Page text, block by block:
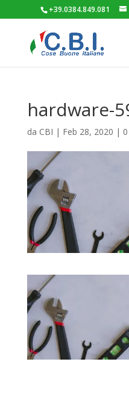
+39.0384.849.081
hardware-
da CBI | Feb 28, 2020 |